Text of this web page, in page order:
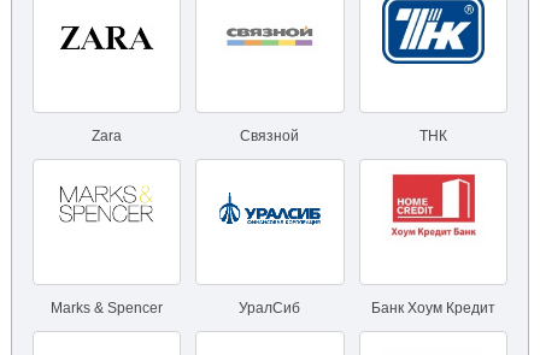
Zara Связной ТНК
Marks & Spencer УралСиб Банк Хоум Кредит